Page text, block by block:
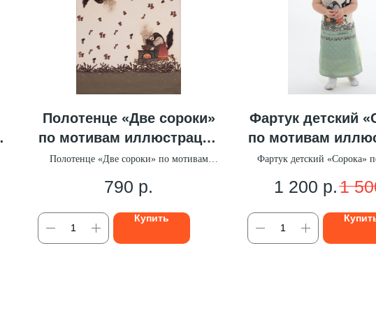
Полотенце «Две сороки»
по мотивам иллюстраций
Ю. Васнецова
Полотенце «Две сороки» по мотивам
790 р.
Купить
Фартук детский
по мотивам
Ю. Васнецова
Фартук детский «Сорока»
1 200 р.1